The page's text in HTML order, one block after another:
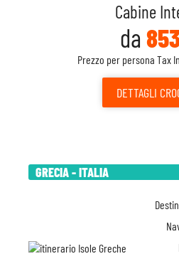
Cabine
da
Prezzo per persona Tax
DETTAGLI
GRECIA - ITALIA